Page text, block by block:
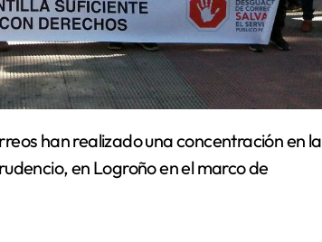
en Logroño en el marco de